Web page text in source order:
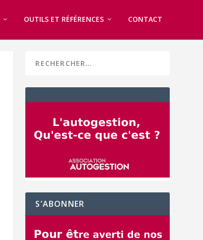
OUTILS ET RÉFÉRENCES CONTACT
S’ABONNER